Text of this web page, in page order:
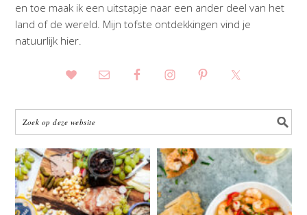
en toe maak ik een uitstapje naar een ander deel van het
land of de wereld. Mijn tofste ontdekkingen vind je
natuurlijk hier.